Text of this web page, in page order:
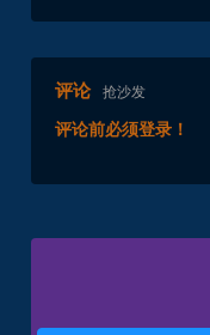
评论 抢沙发
评论前必须登录！